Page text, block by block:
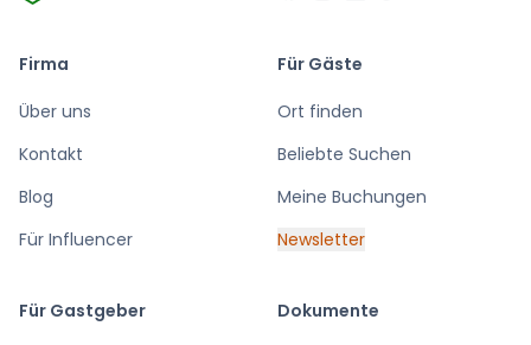
Firma
Über uns
Kontakt
Blog
Für Influencer
Für Gäste
Ort finden
Beliebte Suchen
Meine Buchungen
Newsletter
Für Gastgeber
Dokumente